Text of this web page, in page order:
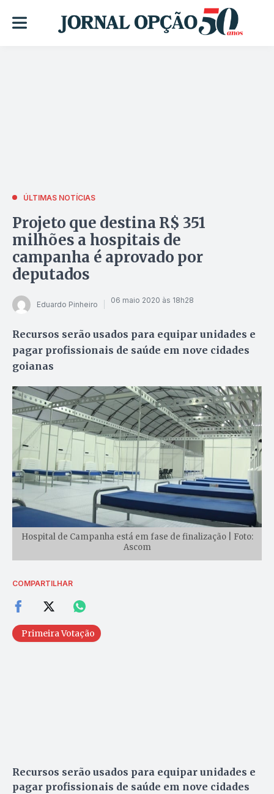
ÚLTIMAS NOTÍCIAS
Projeto que destina R$ 351
milhões a hospitais de
campanha é aprovado por
deputados
Eduardo Pinheiro 06 maio 2020 às 18h28
Recursos serão usados para equipar unidades e
pagar profissionais de saúde em nove cidades
goianas
Hospital de Campanha está em fase de finalização | Foto:
Ascom
COMPARTILHAR
Primeira Votação
Recursos serão usados para equipar unidades e
pagar profissionais de saúde em nove cidades